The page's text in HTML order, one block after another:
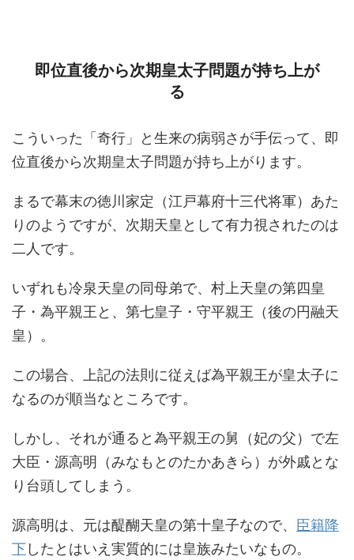
即位直後から次期皇太子問題が持ち上が
る
こういった「奇行」と生来の病弱さが手伝って、即
位直後から次期皇太子問題が持ち上がります。
まるで幕末の徳川家定（江戸幕府十三代将軍）あた
りのようですが、次期天皇として有力視されたのは
二人です。
いずれも冷泉天皇の同母弟で、村上天皇の第四皇
子・為平親王と、第七皇子・守平親王（後の円融天
皇）。
この場合、上記の法則に従えば為平親王が皇太子に
なるのが順当なところです。
しかし、それが通ると為平親王の舅（妃の父）で左
大臣・源高明（みなもとのたかあきら）が外戚とな
り台頭してしまう。
源高明は、元は醍醐天皇の第十皇子なので、 臣籍降
下したとはいえ実質的には皇族みたいなもの。